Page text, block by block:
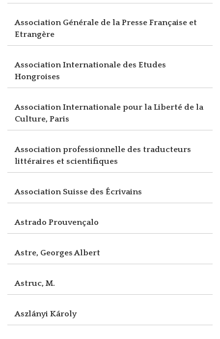
Association Générale de la Presse Française et
Etrangère
Association Internationale des Etudes
Hongroises
Association Internationale pour la Liberté de la
Culture, Paris
Association professionnelle des traducteurs
littéraires et scientifiques
Association Suisse des Écrivains
Astrado Prouvençalo
Astre, Georges Albert
Astruc, M.
Aszlányi Károly